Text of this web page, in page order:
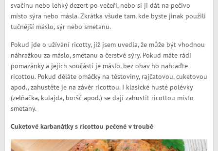
svačinu nebo lehký dezert po večeři, nebo si ji dát na pečivo
místo sýra nebo másla. Zkrátka všude tam, kde byste jinak použili
tučnější máslo, sýr nebo smetanu.
Pokud jde o užívání ricotty, již jsem uvedla, že může být vhodnou
náhražkou za máslo, smetanu a čerstvé sýry. Pokud máte rádi
pomazánky a jejich součástí je máslo, bez obav ho nahraďte
ricottou. Pokud děláte omáčky na těstoviny, rajčatovou, cuketovou
apod., zahustěte je na závěr ricottou. I klasické husté polévky
(zelňačka, kulajda, boršč apod.) se dají zahustit ricottou místo
smetany.
Cuketové karbanátky s ricottou pečené v troubě